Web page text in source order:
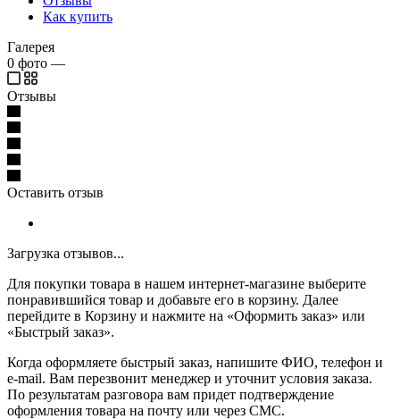
Как купить
Галерея
0 фото —
Отзывы
Оставить отзыв
Загрузка отзывов...
Для покупки товара в нашем интернет-магазине выберите
понравившийся товар и добавьте его в корзину. Далее
перейдите в Корзину и нажмите на «Оформить заказ» или
«Быстрый заказ».
Когда оформляете быстрый заказ, напишите ФИО, телефон и
e-mail. Вам перезвонит менеджер и уточнит условия заказа.
По результатам разговора вам придет подтверждение
оформления товара на почту или через СМС.